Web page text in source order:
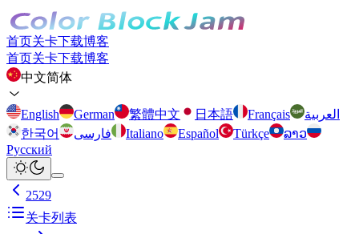
首页关卡下载博客
首页关卡下载博客
中文简体
English German 繁體中文 日本語 Français
العربية
한국어
فارسی Italiano Español Türkçe
ລາວ
Русский
2529
关卡列表